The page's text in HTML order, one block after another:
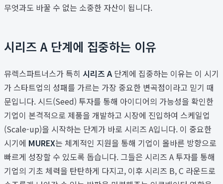
무엇과도 바꿀 수 없는 소중한 자산이 됩니다.
시리즈 A 단계에 집중하는 이유
뮤렉스파트너스가 특히 시리즈 A 단계에 집중하는 이유는 이 시기
가 스타트업의 성패를 가르는 가장 중요한 변곡점이라고 믿기 때
문입니다. 시드(Seed) 투자를 통해 아이디어의 가능성을 확인한
기업이 본격적으로 제품을 개발하고 시장에 진입하여 스케일업
(Scale-up)을 시작하는 단계가 바로 시리즈 A입니다. 이 중요한
시기에 MUREX는 체계적인 지원을 통해 기업이 올바른 방향으로
빠르게 성장할 수 있도록 돕습니다. 그들은 시리즈 A 투자를 통해
기업의 기초 체력을 탄탄하게 다지고, 이후 시리즈 B, C 라운드로